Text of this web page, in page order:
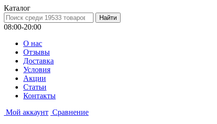
Каталог
08:00-20:00
О нас
Отзывы
Доставка
Условия
Aкции
Статьи
Контакты
Мой аккаунт Сравнение